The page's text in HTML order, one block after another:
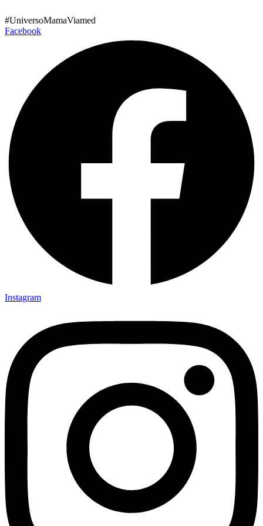
al
contenido
#UniversoMamaViamed
Facebook
Instagram